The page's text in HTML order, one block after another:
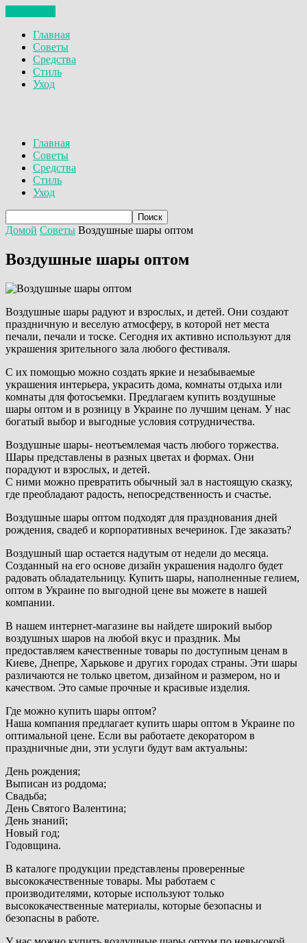
Главная
Советы
Средства
Стиль
Уход
Главная
Советы
Средства
Стиль
Уход
Домой Советы Воздушные шары оптом
Воздушные шары оптом
Воздушные шары радуют и взрослых, и детей. Они создают
праздничную и веселую атмосферу, в которой нет места
печали, печали и тоске. Сегодня их активно используют для
украшения зрительного зала любого фестиваля.
С их помощью можно создать яркие и незабываемые
украшения интерьера, украсить дома, комнаты отдыха или
комнаты для фотосъемки. Предлагаем купить воздушные
шары оптом и в розницу в Украине по лучшим ценам. У нас
богатый выбор и выгодные условия сотрудничества.
Воздушные шары- неотъемлемая часть любого торжества.
Шары представлены в разных цветах и ​​формах. Они
порадуют и взрослых, и детей.
С ними можно превратить обычный зал в настоящую сказку,
где преобладают радость, непосредственность и счастье.
Воздушные шары оптом подходят для празднования дней
рождения, свадеб и корпоративных вечеринок. Где заказать?
Воздушный шар остается надутым от недели до месяца.
Созданный на его основе дизайн украшения надолго будет
радовать обладательницу. Купить шары, наполненные гелием,
оптом в Украине по выгодной цене вы можете в нашей
компании.
В нашем интернет-магазине вы найдете широкий выбор
воздушных шаров на любой вкус и праздник. Мы
предоставляем качественные товары по доступным ценам в
Киеве, Днепре, Харькове и других городах страны. Эти шары
различаются не только цветом, дизайном и размером, но и
качеством. Это самые прочные и красивые изделия.
Где можно купить шары оптом?
Наша компания предлагает купить шары оптом в Украине по
оптимальной цене. Если вы работаете декоратором в
праздничные дни, эти услуги будут вам актуальны:
День рождения;
Выписан из роддома;
Свадьба;
День Святого Валентина;
День знаний;
Новый год;
Годовщина.
В каталоге продукции представлены проверенные
высококачественные товары. Мы работаем с
производителями, которые используют только
высококачественные материалы, которые безопасны и
безопасны в работе.